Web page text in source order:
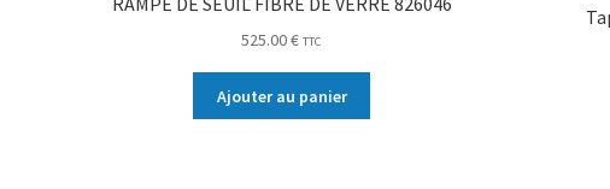
525.00€ TTC
Ajouter au panier